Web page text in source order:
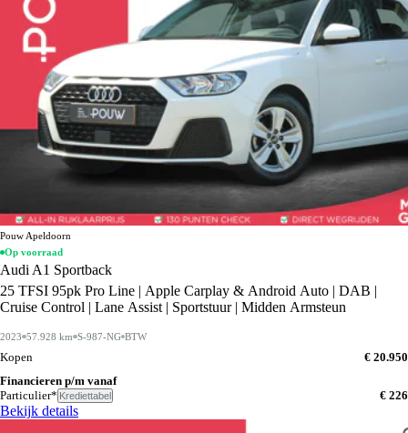
Pouw Apeldoorn
Op voorraad
Audi A1 Sportback
25 TFSI 95pk Pro Line | Apple Carplay & Android Auto | DAB |
Cruise Control | Lane Assist | Sportstuur | Midden Armsteun
2023 57.928 km S-987-NG BTW
Kopen
€ 20.950
Financieren p/m vanaf
Particulier* Krediettabel € 226
Bekijk details